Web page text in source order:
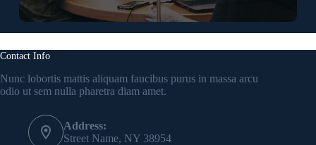
Contact Info
Nunc lobortis mattis aliquam faucibus purus in massa arcu
odio ut sem nulla pharetra diam amet.
Address:
Street Name, NY 38954